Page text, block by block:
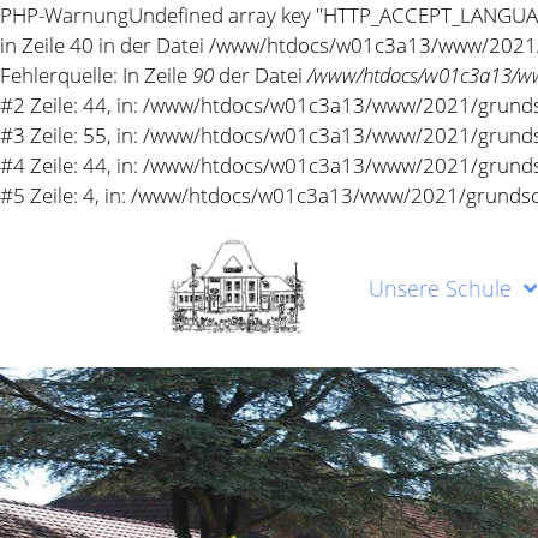
PHP-WarnungUndefined array key
in Zeile 40 in der Datei /www/htdocs/w01c3a13/www/
Fehlerquelle: In Zeile 90 der Datei/www/htdocs/w01c3a13/
#2 Zeile: 44, in: /www/htdocs/w01c3a13/www/2021/
#3 Zeile: 55, in: /www/htdocs/w01c3a13/www/2021/
#4 Zeile: 44, in: /www/htdocs/w01c3a13/www/2021/
#5 Zeile: 4, in: /www/htdocs/w01c3a13/www/2021/
Unsere Schule